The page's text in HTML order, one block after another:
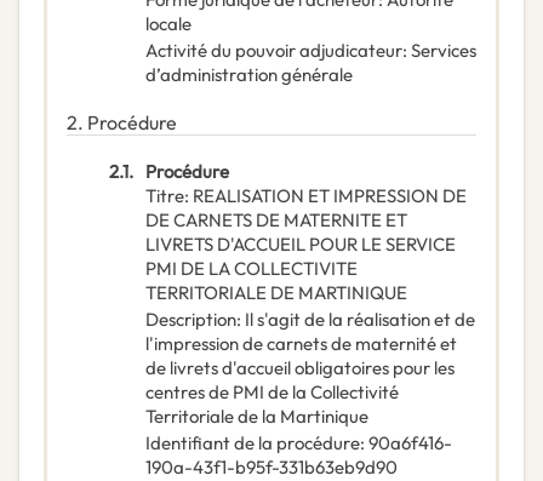
locale
Activité du pouvoir adjudicateur: Services
d’administration générale
2. Procédure
2.1. Procédure
Titre: REALISATION ET IMPRESSION DE
DE CARNETS DE MATERNITE ET
LIVRETS D'ACCUEIL POUR LE SERVICE
PMI DE LA COLLECTIVITE
TERRITORIALE DE MARTINIQUE
Description: Il s'agit de la réalisation et de
l'impression de carnets de maternité et
de livrets d'accueil obligatoires pour les
centres de PMI de la Collectivité
Territoriale de la Martinique
Identifiant de la procédure: 90a6f416-
190a-43f1-b95f-331b63eb9d90